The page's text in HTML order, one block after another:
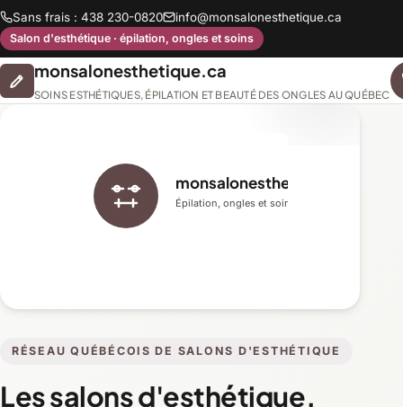
Sans frais : 438 230-0820 info@monsalonesthetique.ca
Salon d'esthétique · épilation, ongles et soins
monsalonesthetique.ca
SOINS ESTHÉTIQUES, ÉPILATION ET BEAUTÉ DES ONGLES AU QUÉBEC
RÉSEAU QUÉBÉCOIS DE SALONS D'ESTHÉTIQUE
Les salons d'esthétique,
monsalonesthetique.ca
Épilation, ongles et soins du visage